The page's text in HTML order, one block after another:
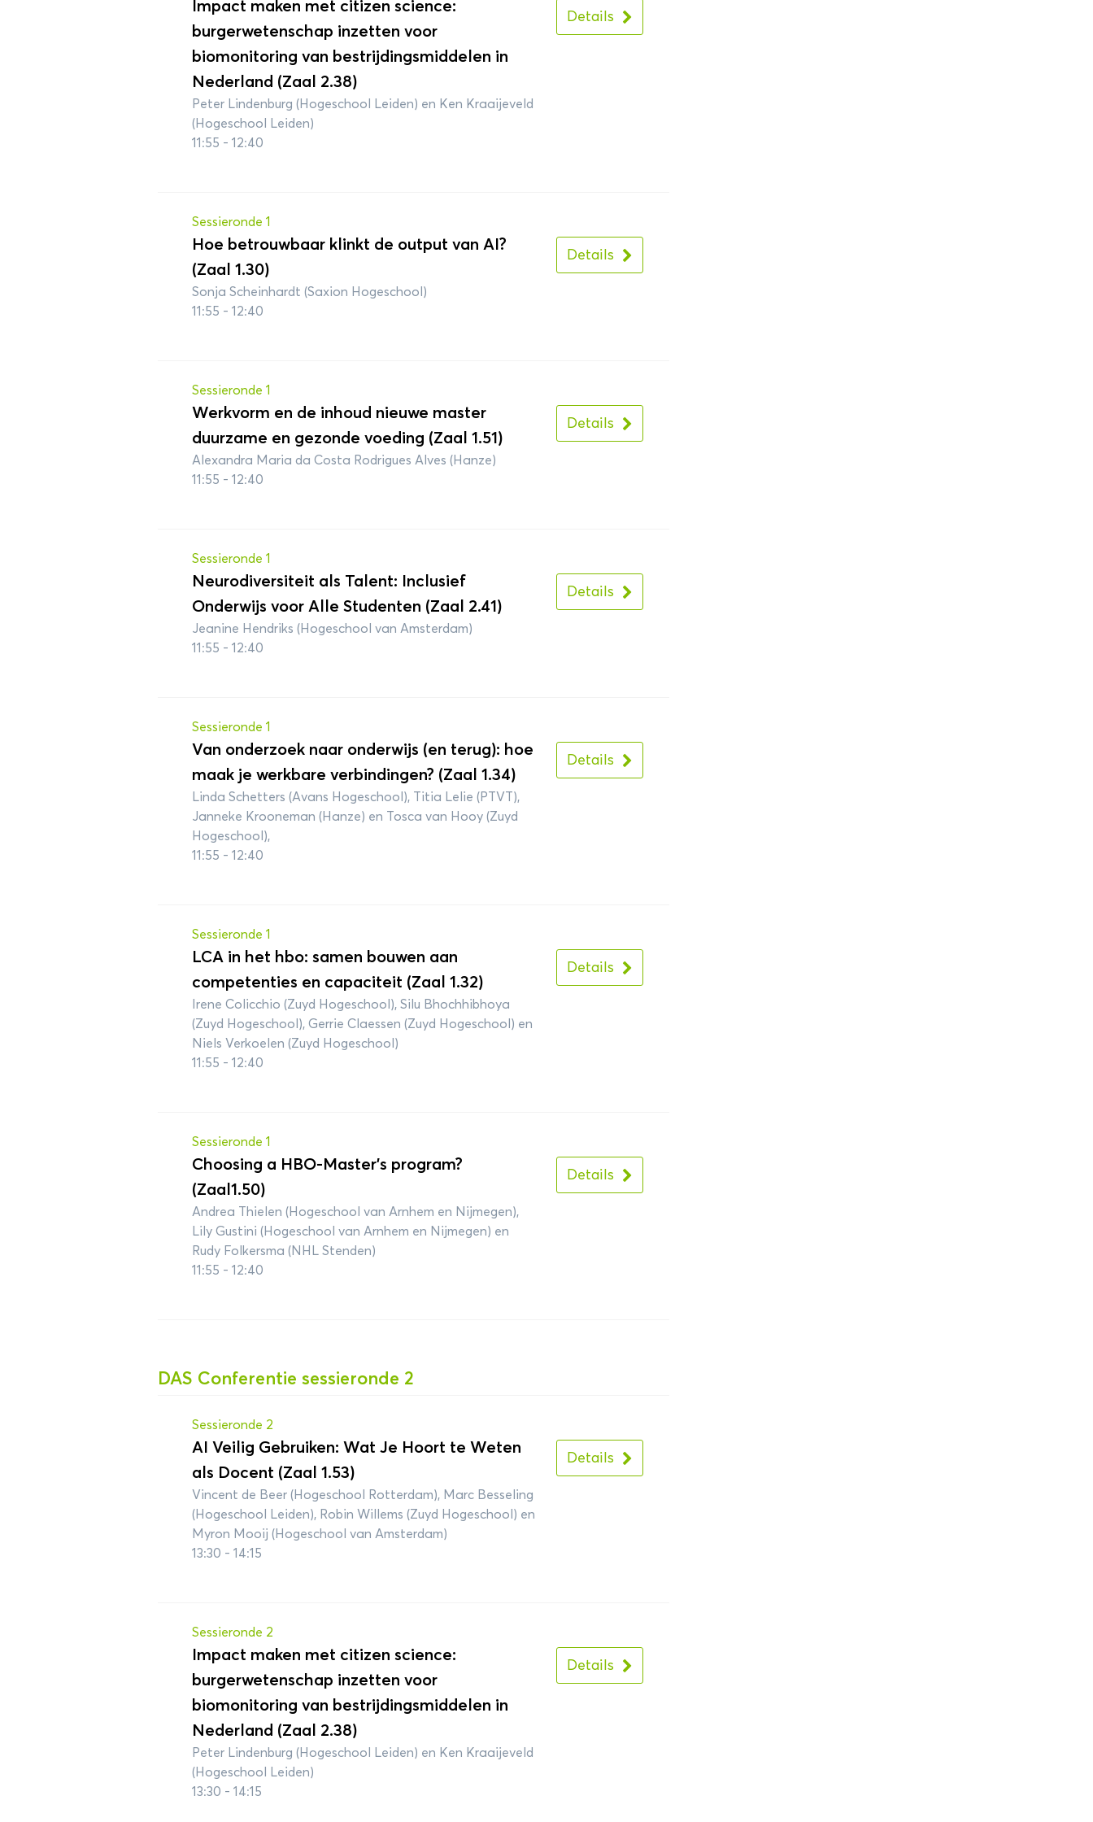
Impact maken met citizen science:
burgerwetenschap inzetten voor
biomonitoring van bestrijdingsmiddelen in
Nederland (Zaal 2.38)
Peter Lindenburg (Hogeschool Leiden) en Ken Kraaijeveld
(Hogeschool Leiden)
11:55 - 12:40
Details
Sessieronde 1
Hoe betrouwbaar klinkt de output van AI?
(Zaal 1.30)
Sonja Scheinhardt (Saxion Hogeschool)
11:55 - 12:40
Details
Sessieronde 1
Werkvorm en de inhoud nieuwe master
duurzame en gezonde voeding (Zaal 1.51)
Alexandra Maria da Costa Rodrigues Alves (Hanze)
11:55 - 12:40
Details
Sessieronde 1
Neurodiversiteit als Talent: Inclusief
Onderwijs voor Alle Studenten (Zaal 2.41)
Jeanine Hendriks (Hogeschool van Amsterdam)
11:55 - 12:40
Details
Sessieronde 1
Van onderzoek naar onderwijs (en terug): hoe
maak je werkbare verbindingen? (Zaal 1.34)
Linda Schetters (Avans Hogeschool), Titia Lelie (PTVT),
Janneke Krooneman (Hanze) en Tosca van Hooy (Zuyd
Hogeschool),
11:55 - 12:40
Details
Sessieronde 1
LCA in het hbo: samen bouwen aan
competenties en capaciteit (Zaal 1.32)
Irene Colicchio (Zuyd Hogeschool), Silu Bhochhibhoya
(Zuyd Hogeschool), Gerrie Claessen (Zuyd Hogeschool) en
Niels Verkoelen (Zuyd Hogeschool)
11:55 - 12:40
Details
Sessieronde 1
Choosing a HBO-Master’s program?
(Zaal1.50)
Andrea Thielen (Hogeschool van Arnhem en Nijmegen),
Lily Gustini (Hogeschool van Arnhem en Nijmegen) en
Rudy Folkersma (NHL Stenden)
11:55 - 12:40
Details
DAS Conferentie sessieronde 2
Sessieronde 2
AI Veilig Gebruiken: Wat Je Hoort te Weten
als Docent (Zaal 1.53)
Vincent de Beer (Hogeschool Rotterdam), Marc Besseling
(Hogeschool Leiden), Robin Willems (Zuyd Hogeschool) en
Myron Mooij (Hogeschool van Amsterdam)
13:30 - 14:15
Details
Sessieronde 2
Impact maken met citizen science:
burgerwetenschap inzetten voor
biomonitoring van bestrijdingsmiddelen in
Nederland (Zaal 2.38)
Peter Lindenburg (Hogeschool Leiden) en Ken Kraaijeveld
(Hogeschool Leiden)
13:30 - 14:15
Details